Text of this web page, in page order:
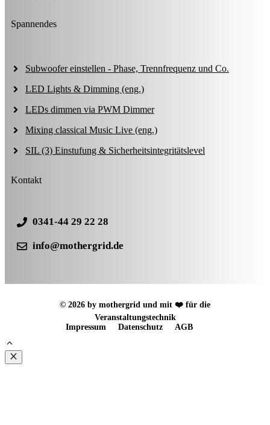
Spannendes
Subwoofer einstellen - Phase, Trennfrequenz und Co.
LED Lights & Dimming (eng.)
LEDs dimmen via PWM Dimmer
Mixing classical Music Live (eng.)
SIL (3) Einstufung & Sicherheitsintegritätslevel
Kontakt
0341-44 29 22 28
info@mothergrid.de
© 2026 by mothergrid und mit ❤️ für die
Veranstaltungstechnik
Impressum
Datenschutz AGB
Schließen